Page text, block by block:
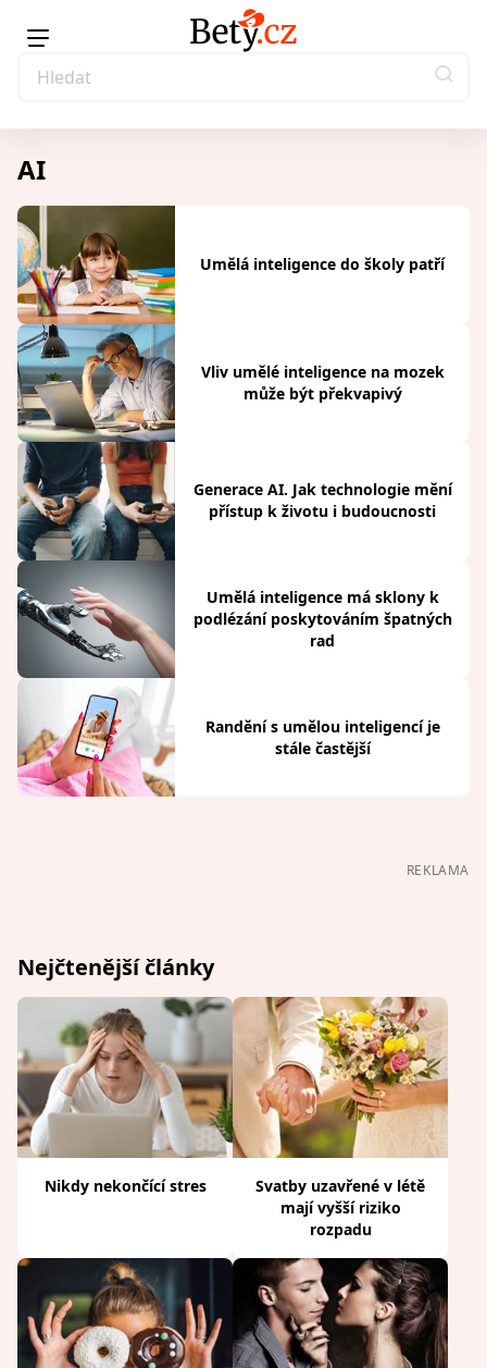
AI
Umělá inteligence do školy patří
Vliv umělé inteligence na mozek
může být překvapivý
Generace AI. Jak technologie mění
přístup k životu i budoucnosti
Umělá inteligence má sklony k
podlézání poskytováním špatných
rad
Randění s umělou inteligencí je
stále častější
REKLAMA
Nejčtenější články
Nikdy nekončící stres
Svatby uzavřené v létě
mají vyšší riziko
rozpadu